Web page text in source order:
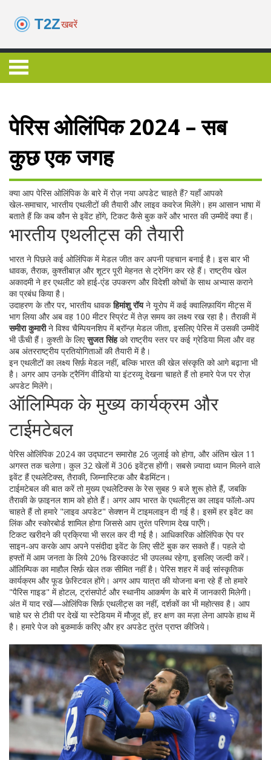
पेरिस ओलिंपिक 2024 – सब
कुछ एक जगह
क्या आप पेरिस ओलिंपिक के बारे में रोज़ नया अपडेट चाहते हैं? यहाँ आपको
खेल‑समाचार, भारतीय एथलीटों की तैयारी और लाइव कवरेज मिलेंगे। हम आसान भाषा में
बताते हैं कि कब कौन से इवेंट होंगे, टिकट कैसे बुक करें और भारत की उम्मीदें क्या हैं।
भारतीय एथलीट्स की तैयारी
भारत ने पिछले कई ओलिंपिक में मेडल जीत कर अपनी पहचान बनाई है। इस बार भी
धावक, तैराक, कुश्तीबाज़ और शूटर पूरी मेहनत से ट्रेनिंग कर रहे हैं। राष्ट्रीय खेल
अकादमी ने हर एथलीट को हाई‑एंड उपकरण और विदेशी कोचों के साथ अभ्यास कराने
का प्रबंध किया है।
उदाहरण के तौर पर, भारतीय धावकहिमांशु रॉयने यूरोप में कई क्वालिफ़ायिंग मीट्स में
भाग लिया और अब वह 100 मीटर स्प्रिंट में तेज़ समय का लक्ष्य रख रहा है। तैराकी में
समीरा कुमारीने विश्व चैम्पियनशिप में ब्रॉन्ज़ मेडल जीता, इसलिए पेरिस में उसकी उम्मीदें
भी ऊँची हैं। कुश्ती के लिएसुजत सिंहको राष्ट्रीय स्तर पर कई ग्रेडिया मिला और वह
अब अंतरराष्ट्रीय प्रतियोगिताओं की तैयारी में है।
इन एथलीटों का लक्ष्य सिर्फ़ मेडल नहीं, बल्कि भारत की खेल संस्कृति को आगे बढ़ाना भी
है। अगर आप उनके ट्रैनिंग वीडियो या इंटरव्यू देखना चाहते हैं तो हमारे पेज पर रोज़
अपडेट मिलेंगे।
ऑलिम्पिक के मुख्य कार्यक्रम और
टाईमटेबल
पेरिस ओलिंपिक 2024 का उद्घाटन समारोह 26 जुलाई को होगा, और अंतिम खेल 11
अगस्त तक चलेगा। कुल 32 खेलों में 306 इवेंट्स होंगी। सबसे ज़्यादा ध्यान मिलने वाले
इवेंट हैं एथलेटिक्स, तैराकी, जिम्नास्टिक और बैडमिंटन।
टाईमटेबल की बात करें तो मुख्य एथलेटिक्स के रेस सुबह 9 बजे शुरू होते हैं, जबकि
तैराकी के फ़ाइनल शाम को होते हैं। अगर आप भारत के एथलीट्स का लाइव फॉलो‑अप
चाहते हैं तो हमारे "लाइव अपडेट" सेक्शन में टाइमलाइन दी गई है। इसमें हर इवेंट का
लिंक और स्कोरबोर्ड शामिल होगा जिससे आप तुरंत परिणाम देख पाएँगे।
टिकट खरीदने की प्रक्रिया भी सरल कर दी गई है। आधिकारिक ओलिंपिक ऐप पर
साइन‑अप करके आप अपने पसंदीदा इवेंट के लिए सीटें बुक कर सकते हैं। पहले दो
हफ्तों में आम जनता के लिये 20% डिस्काउंट भी उपलब्ध रहेगा, इसलिए जल्दी करें।
ऑलिम्पिक का माहौल सिर्फ़ खेल तक सीमित नहीं है। पेरिस शहर में कई सांस्कृतिक
कार्यक्रम और फूड फ़ेस्टिवल होंगे। अगर आप यात्रा की योजना बना रहे हैं तो हमारे
"पैरिस गाइड" में होटल, ट्रांसपोर्ट और स्थानीय आकर्षण के बारे में जानकारी मिलेगी।
अंत में याद रखें—ओलिंपिक सिर्फ़ एथलीट्स का नहीं, दर्शकों का भी महोत्सव है। आप
चाहे घर से टीवी पर देखें या स्टेडियम में मौजूद हों, हर क्षण का मज़ा लेना आपके हाथ में
है। हमारे पेज को बुकमार्क करिए और हर अपडेट तुरंत प्राप्त कीजिये।